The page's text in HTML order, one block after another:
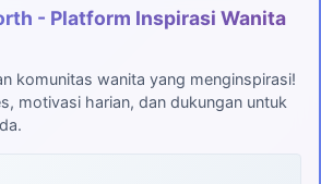
- Platform Inspirasi Wanita
komunitas wanita yang menginspirasi!
motivasi harian, dan dukungan untuk